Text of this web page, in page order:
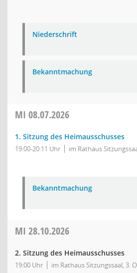
Niederschrift
Bekanntmachung
MI 08.07.2026
1. Sitzung des Heimausschusses
19:00-20:11 Uhr im Rathaus
Bekanntmachung
MI 28.10.2026
2. Sitzung des Heimausschusses
19:00 Uhr im Rathaus Sitzungssaal, 3.